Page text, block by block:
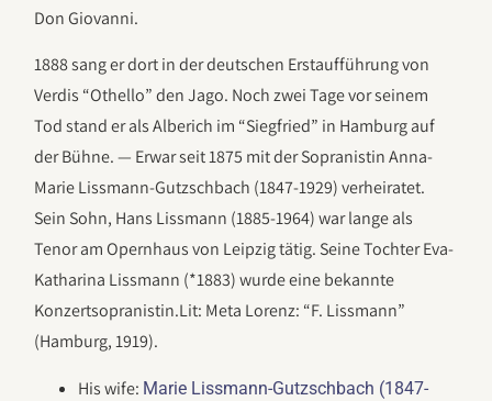
Don Giovanni.
1888 sang er dort in der deutschen Erstaufführung von
Verdis “Othello” den Jago. Noch zwei Tage vor seinem
Tod stand er als Alberich im “Siegfried” in Hamburg auf
der Bühne. — Erwar seit 1875 mit der Sopranistin Anna-
Marie Lissmann-Gutzschbach (1847-1929) verheiratet.
Sein Sohn, Hans Lissmann (1885-1964) war lange als
Tenor am Opernhaus von Leipzig tätig. Seine Tochter Eva-
Katharina Lissmann (*1883) wurde eine bekannte
Konzertsopranistin.Lit: Meta Lorenz: “F. Lissmann”
(Hamburg, 1919).
His wife: Marie Lissmann-Gutzschbach (1847-